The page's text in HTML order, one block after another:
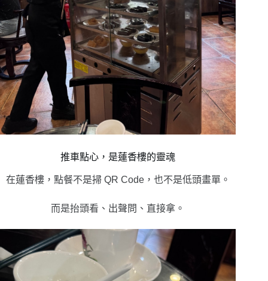
推車點心，是蓮香樓的靈魂
在蓮香樓， 點餐不是掃QR Code， 也不是低頭畫單。
而是抬頭看、出聲問、直接拿。